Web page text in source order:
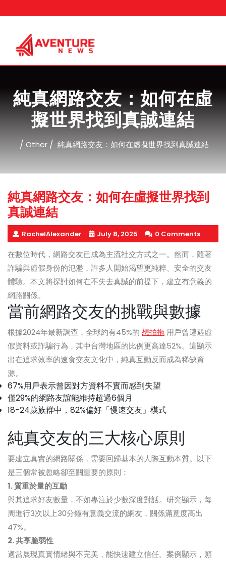
to
純真網路交友：如何在虛
擬世界找到真誠連結
/ Other/ 純真網路交友：如何在虛擬世界找到真誠連結
純真網路交友：如何在虛擬世界找到
真誠連結
RachelAlexander July 8, 2025 0 Comments
在數位時代，網路交友已成為主流社交方式之一。然而，隨著
詐騙與虛假身份的氾濫，許多人開始渴望更純粹、安全的交友
體驗。本文將探討如何在不失去真誠的前提下，建立有意義的
網路關係。
當前網路交友的挑戰與數據
根據2024年最新調查，全球約有45%的 想拍拖 用戶曾遭遇虛
假資料或詐騙行為，其中台灣地區的比例更高達52%。這顯示
出在追求效率的速食交友文化中，純真互動反而成為稀缺資
源。
67%用戶表示曾因對方資料不實而感到失望
僅29%的網路友誼能維持超過6個月
18-24歲族群中，82%偏好「慢速交友」模式
純真交友的三大核心原則
要建立真實的網路關係，需要回歸基本的人際互動本質。以下
是三個常被忽略卻至關重要的原則：
1. 質重於量的互動
與其追求好友數量，不如專注於少數深度對話。研究顯示，每
周進行3次以上30分鐘有意義交流的網友，關係滿意度高出
47%。
2. 共享脆弱性
適當展現真實情緒與不完美，能快速建立信任。案例顯示，願